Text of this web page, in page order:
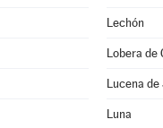
Lechón
Lobera de
Lucena de
Luna